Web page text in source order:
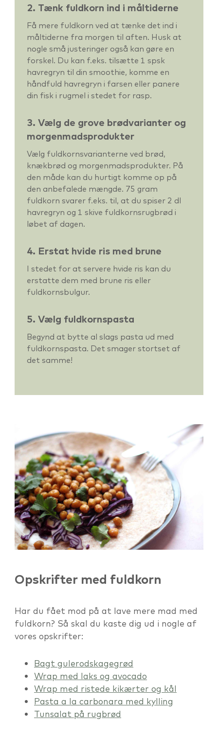
2. Tænk fuldkorn ind i måltiderne
Få mere fuldkorn ved at tænke det ind i
måltiderne fra morgen til aften. Husk at
nogle små justeringer også kan gøre en
forskel. Du kan f.eks. tilsætte 1 spsk
havregryn til din smoothie, komme en
håndfuld havregryn i farsen eller panere
din fisk i rugmel i stedet for rasp.
3. Vælg de grove brødvarianter og
morgenmadsprodukter
Vælg fuldkornsvarianterne ved brød,
knækbrød og morgenmadsprodukter. På
den måde kan du hurtigt komme op på
den anbefalede mængde. 75 gram
fuldkorn svarer f.eks. til, at du spiser 2 dl
havregryn og 1 skive fuldkornsrugbrød i
løbet af dagen.
4. Erstat hvide ris med brune
I stedet for at servere hvide ris kan du
erstatte dem med brune ris eller
fuldkornsbulgur.
5. Vælg fuldkornspasta
Begynd at bytte al slags pasta ud med
fuldkornspasta. Det smager stortset af
det samme!
Opskrifter med fuldkorn
Har du fået mod på at lave mere mad med
fuldkorn? Så skal du kaste dig ud i nogle af
vores opskrifter:
Bagt gulerodskagegrød
Wrap med laks og avocado
Wrap med ristede kikærter og kål
Pasta a la carbonara med kylling
Tunsalat på rugbrød